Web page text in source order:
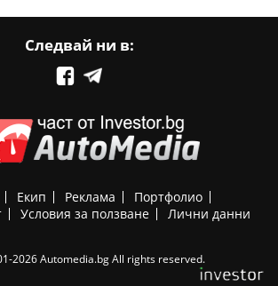
Следвай ни в:
Екип Реклама
Портфолио
Условия за ползване Лични данни
2026 Automedia.bg All rights reserved.